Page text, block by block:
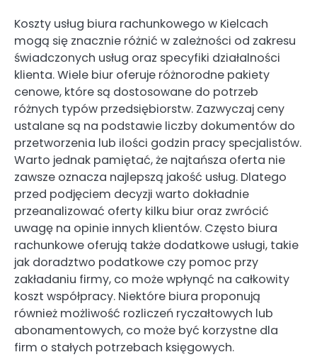
Koszty usług biura rachunkowego w Kielcach
mogą się znacznie różnić w zależności od zakresu
świadczonych usług oraz specyfiki działalności
klienta. Wiele biur oferuje różnorodne pakiety
cenowe, które są dostosowane do potrzeb
różnych typów przedsiębiorstw. Zazwyczaj ceny
ustalane są na podstawie liczby dokumentów do
przetworzenia lub ilości godzin pracy specjalistów.
Warto jednak pamiętać, że najtańsza oferta nie
zawsze oznacza najlepszą jakość usług. Dlatego
przed podjęciem decyzji warto dokładnie
przeanalizować oferty kilku biur oraz zwrócić
uwagę na opinie innych klientów. Często biura
rachunkowe oferują także dodatkowe usługi, takie
jak doradztwo podatkowe czy pomoc przy
zakładaniu firmy, co może wpłynąć na całkowity
koszt współpracy. Niektóre biura proponują
również możliwość rozliczeń ryczałtowych lub
abonamentowych, co może być korzystne dla
firm o stałych potrzebach księgowych.